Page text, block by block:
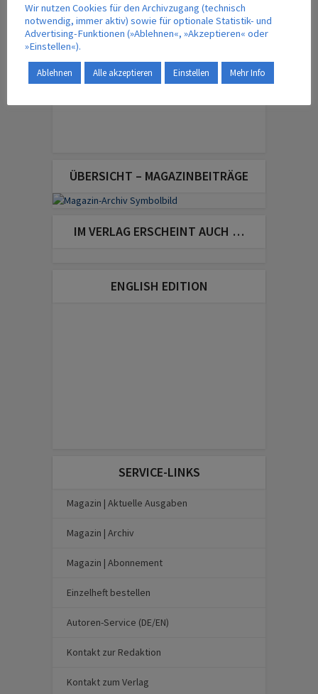
ÜBERSICHT – MAGAZINBEITRÄGE
IM VERLAG ERSCHEINT AUCH …
ENGLISH EDITION
SERVICE-LINKS
Magazin | Aktuelle Ausgaben
Magazin | Archiv
Magazin | Abonnement
Einzelheft bestellen
Autoren-Service (DE/EN)
Kontakt zur Redaktion
Kontakt zum Verlag
Wir nutzen Cookies für den Archivzugang (technisch
notwendig, immer aktiv) sowie für optionale Statistik- und
Advertising-Funktionen (»Ablehnen«, »Akzeptieren« oder
»Einstellen«).
Ablehnen Alle akzeptieren Einstellen Mehr Info